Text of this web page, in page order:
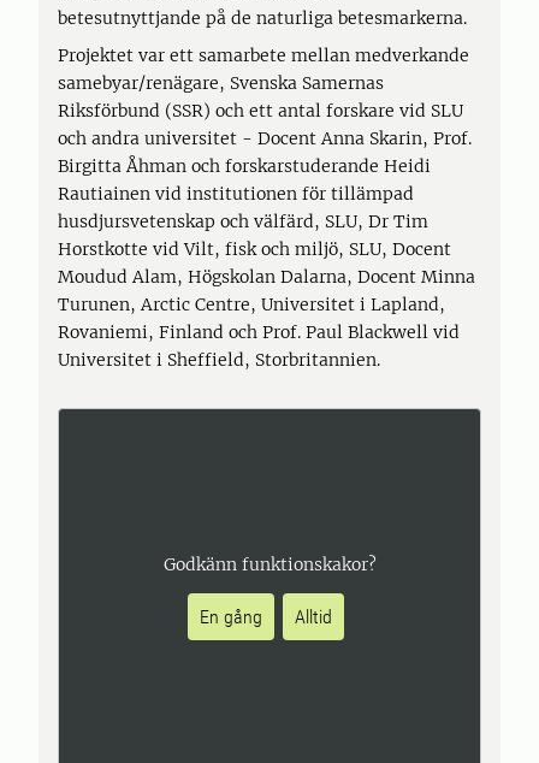
betesutnyttjande på de naturliga betesmarkerna.
Projektet var ett samarbete mellan medverkande
samebyar/renägare, Svenska Samernas
Riksförbund (SSR) och ett antal forskare vid SLU
och andra universitet - Docent Anna Skarin, Prof.
Birgitta Åhman och forskarstuderande Heidi
Rautiainen vid institutionen för tillämpad
husdjursvetenskap och välfärd, SLU, Dr Tim
Horstkotte vid Vilt, fisk och miljö, SLU, Docent
Moudud Alam, Högskolan Dalarna, Docent Minna
Turunen, Arctic Centre, Universitet i Lapland,
Rovaniemi, Finland och Prof. Paul Blackwell vid
Universitet i Sheffield, Storbritannien.
Godkänn funktionskakor?
En gång Alltid